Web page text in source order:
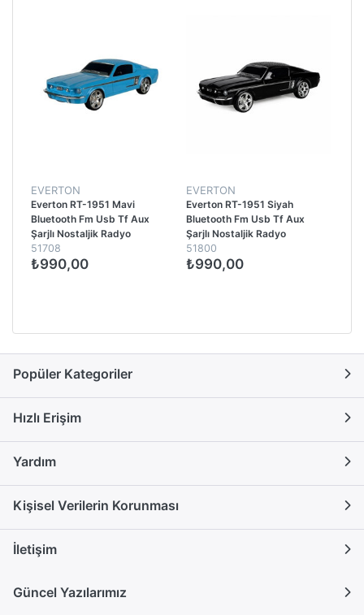
EVERTON
Everton RT-1951 Mavi
Bluetooth Fm Usb Tf Aux
Şarjlı Nostaljik Radyo
51708
₺990,00
EVERTON
Everton RT-1951 Siyah
Bluetooth Fm Usb Tf Aux
Şarjlı Nostaljik Radyo
51800
₺990,00
Popüler Kategoriler
Hızlı Erişim
Yardım
Kişisel Verilerin Korunması
İletişim
Güncel Yazılarımız